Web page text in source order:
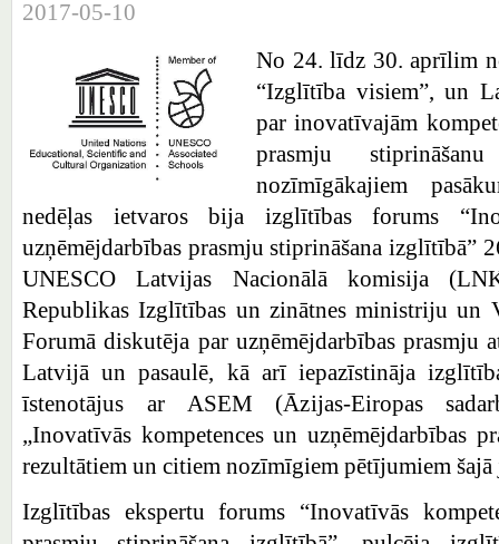
2017-05-10
No 24. līdz 30. aprīlim
“Izglītība visiem”, un
par inovatīvajām
prasmju
nozīmīgākajiem
nedēļas ietvaros bija izglītības forums
uzņēmējdarbības prasmju stiprināšana izglītībā”
UNESCO Latvijas Nacionālā komisija
Republikas Izglītības un zinātnes ministriju un
Forumā diskutēja par uzņēmējdarbības prasmju
Latvijā un pasaulē, kā arī iepazīstināja
īstenotājus ar ASEM (Āzijas-Eiropas
„Inovatīvās kompetences un uzņēmējdarbības
rezultātiem un citiem nozīmīgiem pētījumiem šajā
Izglītības ekspertu forums “Inovatīvās